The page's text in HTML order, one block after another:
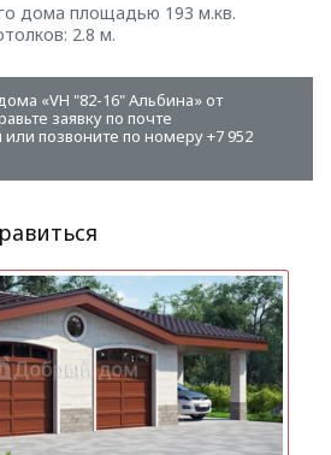
дома площадью 193 м.кв.
2.8 м.
«VH "82-16" Альбина» от
заявку по почте
позвоните по номеру +7 952